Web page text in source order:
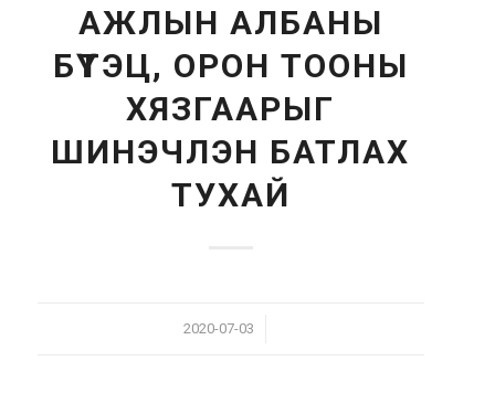
АЖЛЫН АЛБАНЫ
БҮТЭЦ, ОРОН ТООНЫ
ХЯЗГААРЫГ
ШИНЭЧЛЭН БАТЛАХ
ТУХАЙ
2020-07-03
/